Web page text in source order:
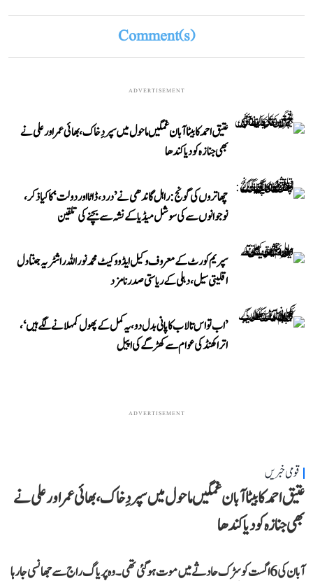
Comment(s)
ADVERTISEMENT
عتیق احمد کا بیٹا آبان غمگین ماحول میں سپردِ خاک، بھائی عمر اور علی نے
بھی جنازہ کو دیا کندھا
چھاتروں کی گونج: راہل گاندھی نے ’درد، ڈاٹا اور دولت‘ کا کیا ذکر،
نوجوانوں سے کی سوشل میڈیا کے نشہ سے بچنے کی تلقین
سپریم کورٹ کے معروف وکیل ایڈووکیٹ محمد نور اللہ راشٹریہ جنتا دل
اقلیتی سیل، دہلی کے ریاستی صدر نامزد
’اب تو اس تالاب کا پانی بدل دو، یہ کمل کے پھول کمہلانے لگے ہیں‘،
اتراکھنڈ کی عوام سے کھڑگے کی اپیل
ADVERTISEMENT
قومی خبریں
عتیق احمد کا بیٹا آبان غمگین ماحول میں سپردِ خاک، بھائی عمر اور علی نے
بھی جنازہ کو دیا کندھا
آبان کی 6 اگست کو سڑک حادثے میں موت ہو گئی تھی۔ وہ پریاگ راج سے جھانسی جا رہا